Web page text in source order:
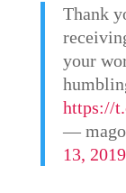
Thank
your
https://
— mago
13, 2019